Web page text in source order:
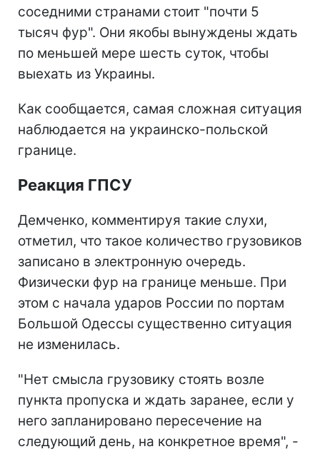
соседними странами стоит "почти 5
тысяч фур". Они якобы вынуждены ждать
по меньшей мере шесть суток, чтобы
выехать из Украины.
Как сообщается, самая сложная ситуация
наблюдается на украинско-польской
границе.
Реакция ГПСУ
Демченко, комментируя такие слухи,
отметил, что такое количество грузовиков
записано в электронную очередь.
Физически фур на границе меньше. При
этом с начала ударов России по портам
Большой Одессы существенно ситуация
не изменилась.
"Нет смысла грузовику стоять возле
пункта пропуска и ждать заранее, если у
него запланировано пересечение на
следующий день, на конкретное время", -